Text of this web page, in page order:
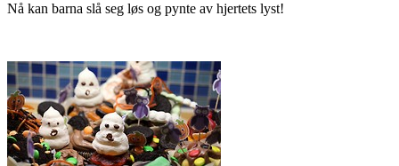
Nå kan barna slå seg løs og pynte av hjertets lyst!